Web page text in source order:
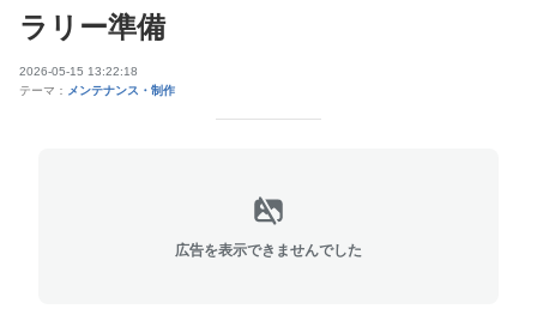
ラリー準備
2026-05-15 13:22:18
テーマ： メンテナンス・制作
広告を表示できませんでした